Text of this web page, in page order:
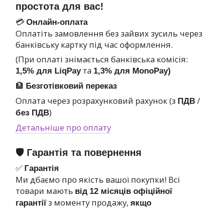
простота для вас!
💳 Онлайн-оплата
Оплатіть замовлення без зайвих зусиль через
банківську картку під час оформлення.
(При оплаті знімається банківська комісія:
1,5% для LiqPayта 1,3% для MonoPay)
🏦 Безготівковий переказ
Оплата через розрахунковий рахунок (з ПДВ /
без ПДВ)
Детальніше про оплату
🛡 Гарантія та повернення
✅ Гарантія
Ми дбаємо про якість вашої покупки! Всі
товари мають від 12 місяців офіційної
гарантії з моменту продажу, якщо